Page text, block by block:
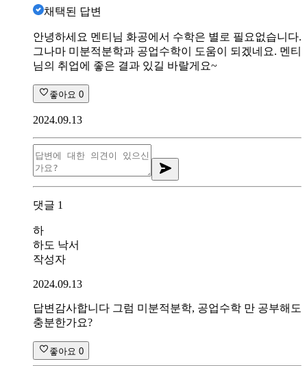
채택된 답변
안녕하세요 멘티님 화공에서 수학은 별로 필요없습니다.
그나마 미분적분학과 공업수학이 도움이 되겠네요. 멘티
님의 취업에 좋은 결과 있길 바랄게요~
좋아요 0
2024.09.13
댓글 1
하
하도 낙서
작성자
2024.09.13
답변감사합니다 그럼 미분적분학, 공업수학 만 공부해도
충분한가요?
좋아요 0